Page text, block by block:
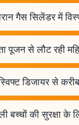
गैस सिलेंडर में
पूजन से लौट रही
डिजायर से
बच्चों की सुरक्षा